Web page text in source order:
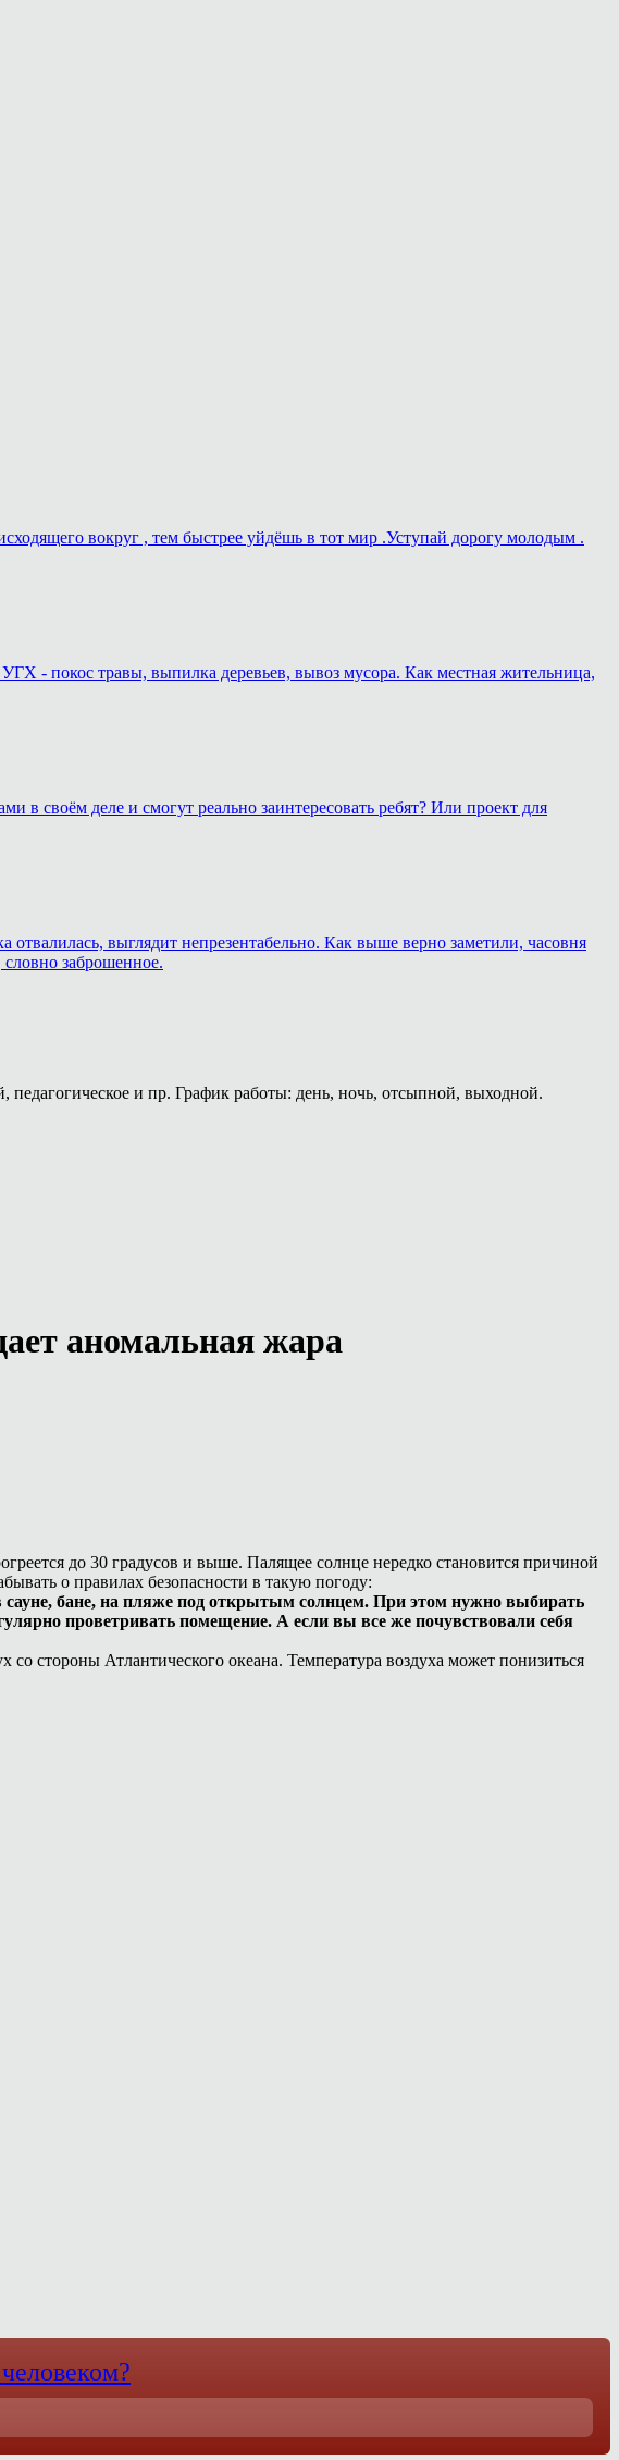
вокруг , тем быстрее уйдёшь в тот мир .Уступай дорогу молодым .
- покос травы, выпилка деревьев, вывоз мусора. Как местная жительница,
в своём деле и смогут реально заинтересовать ребят? Или проект для
выглядит непрезентабельно. Как выше верно заметили, часовня
заброшенное.
и пр. График работы: день, ночь, отсыпной, выходной.
аномальная жара
до 30 градусов и выше. Палящее солнце нередко становится причиной
о правилах безопасности в такую погоду:
бане, на пляже под открытым солнцем. При этом нужно выбирать
проветривать помещение. А если вы все же почувствовали себя
стороны Атлантического океана. Температура воздуха может понизиться